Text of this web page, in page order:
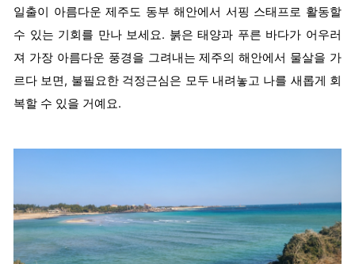
일출이 아름다운 제주도 동부 해안에서 서핑 스태프로 활동할
수 있는 기회를 만나 보세요. 붉은 태양과 푸른 바다가 어우러
져 가장 아름다운 풍경을 그려내는 제주의 해안에서 물살을 가
르다 보면, 불필요한 걱정근심은 모두 내려놓고 나를 새롭게 회
복할 수 있을 거예요.